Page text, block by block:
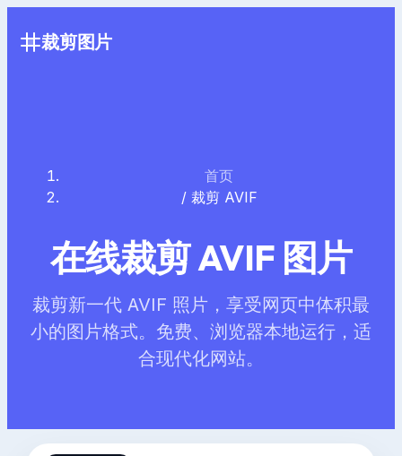
裁剪图片
首页
/ 裁剪 AVIF
在线裁剪 AVIF 图片
裁剪新一代 AVIF 照片，享受网页中体积最
小的图片格式。免费、浏览器本地运行，适
合现代化网站。